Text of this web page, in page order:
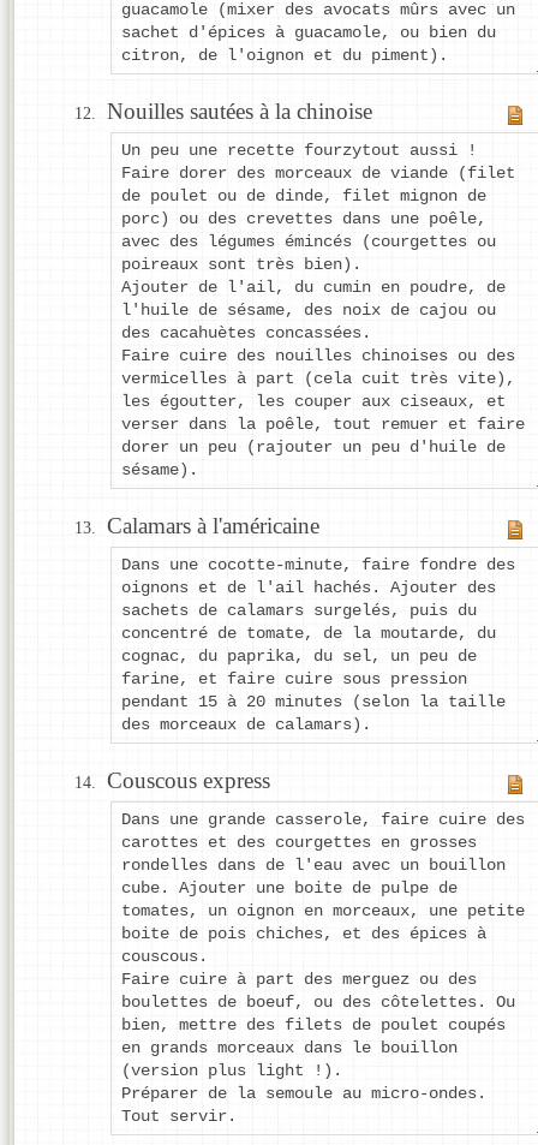
guacamole (mixer des avocats mûrs avec un
sachet d'épices à guacamole, ou bien du
citron, de l'oignon et du piment).
Nouilles sautées à la chinoise
Un peu une recette fourzytout aussi !
Faire dorer des morceaux de viande (filet
de poulet ou de dinde, filet mignon de
porc) ou des crevettes dans une poêle,
avec des légumes émincés (courgettes ou
poireaux sont très bien).
Ajouter de l'ail, du cumin en poudre, de
l'huile de sésame, des noix de cajou ou
des cacahuètes concassées.
Faire cuire des nouilles chinoises ou des
vermicelles à part (cela cuit très vite),
les égoutter, les couper aux ciseaux, et
verser dans la poêle, tout remuer et faire
dorer un peu (rajouter un peu d'huile de
sésame).
Calamars à l'américaine
Dans une cocotte-minute, faire fondre des
oignons et de l'ail hachés. Ajouter des
sachets de calamars surgelés, puis du
concentré de tomate, de la moutarde, du
cognac, du paprika, du sel, un peu de
farine, et faire cuire sous pression
pendant 15 à 20 minutes (selon la taille
des morceaux de calamars).
Couscous express
Dans une grande casserole, faire cuire des
carottes et des courgettes en grosses
rondelles dans de l'eau avec un bouillon
cube. Ajouter une boite de pulpe de
tomates, un oignon en morceaux, une petite
boite de pois chiches, et des épices à
couscous.
Faire cuire à part des merguez ou des
boulettes de boeuf, ou des côtelettes. Ou
bien, mettre des filets de poulet coupés
en grands morceaux dans le bouillon
(version plus light !).
Préparer de la semoule au micro-ondes.
Tout servir.